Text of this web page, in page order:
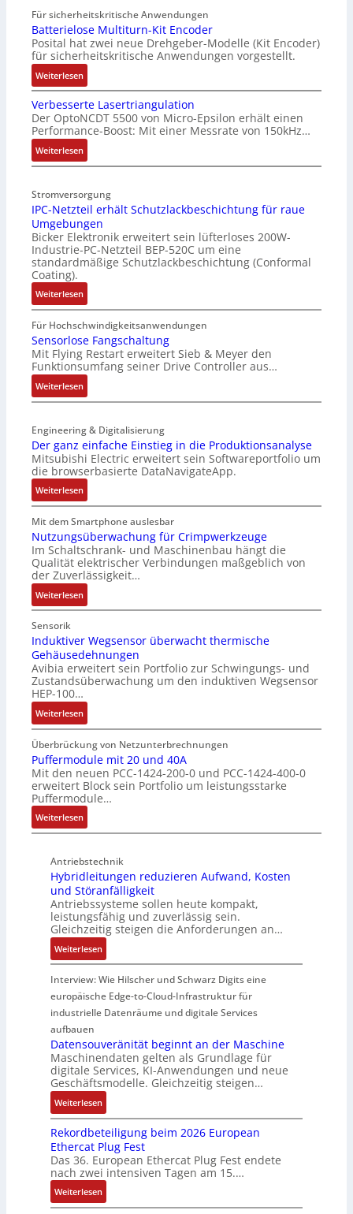
Für sicherheitskritische Anwendungen
Batterielose Multiturn-Kit Encoder
Posital hat zwei neue Drehgeber-Modelle (Kit Encoder)
für sicherheitskritische Anwendungen vorgestellt.
Weiterlesen:
B
a
t
t
e
r
e
l
o
s
e
M
u
l
t
i
t
u
r
n
-
i
t
E
n
c
o
d
e
r
Verbesserte Lasertriangulation
Der OptoNCDT 5500 von Micro-Epsilon erhält einen
Performance-Boost: Mit einer Messrate von 150kHz…
Weiterlesen:
V
r
b
e
s
s
e
r
t
e
L
a
e
r
t
i
a
n
g
u
l
a
t
i
o
n
Stromversorgung
IPC-Netzteil erhält Schutzlackbeschichtung für raue
Umgebungen
Bicker Elektronik erweitert sein lüfterloses 200W-
Industrie-PC-Netzteil BEP-520C um eine
standardmäßige Schutzlackbeschichtung (Conformal
Coating).
Weiterlesen:
I
P
C
N
t
t
e
i
l
e
r
h
ä
l
S
c
h
t
z
l
a
k
b
e
s
c
h
i
c
h
u
n
g
f
ü
r
r
a
u
e
U
m
g
e
b
u
n
g
e
n
Für Hochschwindigkeitsanwendungen
Sensorlose Fangschaltung
Mit Flying Restart erweitert Sieb & Meyer den
Funktionsumfang seiner Drive Controller aus…
Weiterlesen:
S
n
s
o
r
l
o
s
e
F
a
n
g
s
h
a
l
t
u
n
g
Engineering & Digitalisierung
Der ganz einfache Einstieg in die Produktionsanalyse
Mitsubishi Electric erweitert sein Softwareportfolio um
die browserbasierte DataNavigateApp.
Weiterlesen:
D
e
r
g
a
n
z
e
n
f
a
c
h
e
E
i
n
s
t
i
e
g
n
d
i
e
P
r
o
d
u
k
t
i
o
n
s
a
n
a
l
y
s
e
Mit dem Smartphone auslesbar
Nutzungsüberwachung für Crimpwerkzeuge
Im Schaltschrank- und Maschinenbau hängt die
Qualität elektrischer Verbindungen maßgeblich von
der Zuverlässigkeit…
Weiterlesen:
N
t
z
u
n
s
ü
b
e
r
w
a
c
h
n
g
f
ü
r
C
r
i
m
p
w
e
r
k
z
e
u
g
e
Sensorik
Induktiver Wegsensor überwacht thermische
Gehäusedehnungen
Avibia erweitert sein Portfolio zur Schwingungs- und
Zustandsüberwachung um den induktiven Wegsensor
HEP-100…
Weiterlesen:
I
n
d
u
k
t
i
v
r
W
e
g
s
e
n
s
o
r
ü
b
e
r
w
a
c
h
t
t
h
e
r
m
Überbrückung von Netzunterbrechnungen
Puffermodule mit 20 und 40A
Mit den neuen PCC-1424-200-0 und PCC-1424-400-0
erweitert Block sein Portfolio um leistungsstarke
Puffermodule…
Weiterlesen:
P
f
f
e
r
m
o
d
u
l
e
m
i
t
2
0
u
n
d
4
0
A
Antriebstechnik
Hybridleitungen reduzieren Aufwand, Kosten
und Störanfälligkeit
Antriebssysteme sollen heute kompakt,
leistungsfähig und zuverlässig sein.
Gleichzeitig steigen die Anforderungen an…
Weiterlesen:
H
y
b
r
l
e
i
u
n
g
e
n
e
Interview: Wie Hilscher und Schwarz Digits eine
europäische Edge-to-Cloud-Infrastruktur für
industrielle Datenräume und digitale Services
aufbauen
Datensouveränität beginnt an der Maschine
Maschinendaten gelten als Grundlage für
digitale Services, KI-Anwendungen und neue
Geschäftsmodelle. Gleichzeitig steigen…
Weiterlesen:
D
a
t
e
n
s
o
Rekordbeteiligung beim 2026 European
Ethercat Plug Fest
Das 36. European Ethercat Plug Fest endete
nach zwei intensiven Tagen am 15.…
Weiterlesen:
R